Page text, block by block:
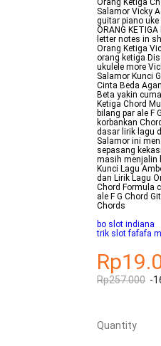
Orang Ketiga
Salamor Vicky
guitar piano
ORANG
letter notes in
Orang Ketiga
orang ketiga
ukulele more
Salamor Kunci
Cinta Beda
Beta yakin
Ketiga Chord
bilang par ale F
korbankan
dasar lirik lagu
Salamor ini
sepasang
masih menjalin
Kunci Lagu
dan Lirik Lagu
Chord Formula
ale F G Chord
Chords
bo slot indiana
trik slot fafafa
Rp257.000 -
Quantity